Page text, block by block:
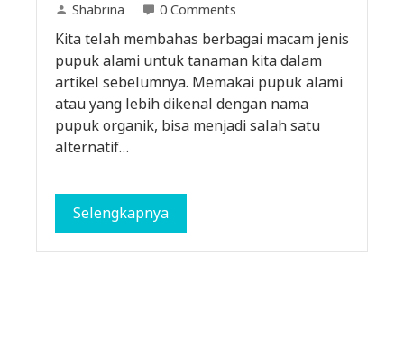
Shabrina 0 Comments
Kita telah membahas berbagai macam jenis
pupuk alami untuk tanaman kita dalam
artikel sebelumnya. Memakai pupuk alami
atau yang lebih dikenal dengan nama
pupuk organik, bisa menjadi salah satu
alternatif…
Selengkapnya